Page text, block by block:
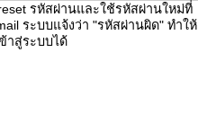
รหัสผ่านและใช้รหัสผ่านใหม่ที่
ระบบแจ้งว่า "รหัสผ่านผิด" ทำให้
าสู่ระบบได้